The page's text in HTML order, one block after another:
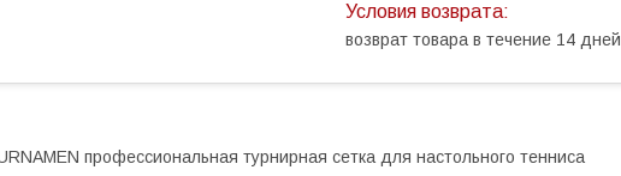
возврат товара в течение 14 дней
профессиональная турнирная сетка для настольного тенниса